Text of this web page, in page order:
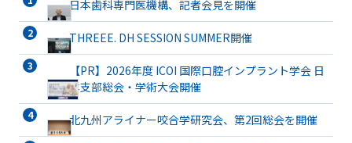
日本歯科専門医機構、記者会見を開催
THREEE. DH SESSION SUMMER開催
【PR】2026年度 ICOI 国際口腔インプラント学会 日
本支部総会・学術大会開催
北九州アライナー咬合学研究会、第2回総会を開催